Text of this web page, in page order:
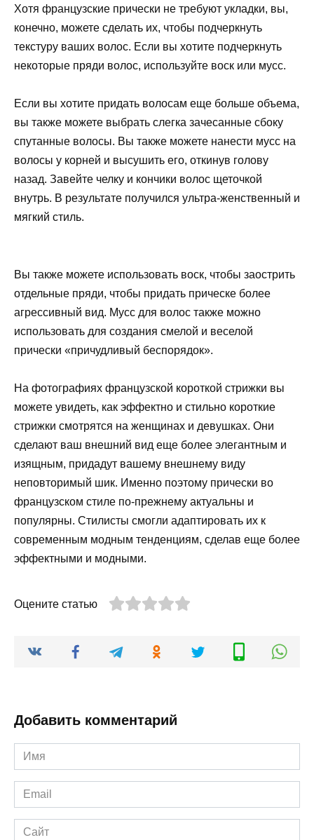
Хотя французские прически не требуют укладки, вы,
конечно, можете сделать их, чтобы подчеркнуть
текстуру ваших волос. Если вы хотите подчеркнуть
некоторые пряди волос, используйте воск или мусс.
Если вы хотите придать волосам еще больше объема,
вы также можете выбрать слегка зачесанные сбоку
спутанные волосы. Вы также можете нанести мусс на
волосы у корней и высушить его, откинув голову
назад. Завейте челку и кончики волос щеточкой
внутрь. В результате получился ультра-женственный и
мягкий стиль.
Вы также можете использовать воск, чтобы заострить
отдельные пряди, чтобы придать прическе более
агрессивный вид. Мусс для волос также можно
использовать для создания смелой и веселой
прически «причудливый беспорядок».
На фотографиях французской короткой стрижки вы
можете увидеть, как эффектно и стильно короткие
стрижки смотрятся на женщинах и девушках. Они
сделают ваш внешний вид еще более элегантным и
изящным, придадут вашему внешнему виду
неповторимый шик. Именно поэтому прически во
французском стиле по-прежнему актуальны и
популярны. Стилисты смогли адаптировать их к
современным модным тенденциям, сделав еще более
эффектными и модными.
Оцените статью
Добавить комментарий
Имя
*
Email
*
Сайт